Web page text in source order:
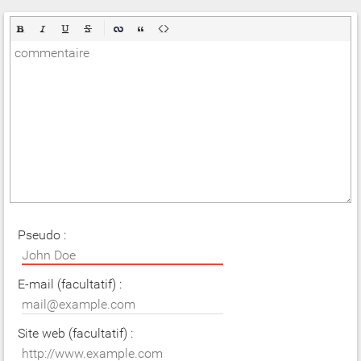
Pseudo :
E-mail (facultatif) :
Site web (facultatif) :